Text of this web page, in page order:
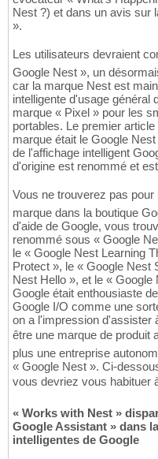
Nest ?) et dans un avis sur
».
Les utilisateurs devraient
Google Nest », un
car la marque Nest est
intelligente d'usage général
marque « Pixel » pour les
portables. Le premier
marque était le Google
de l'affichage intelligent
d'origine est renommé et
Vous ne trouverez pas pour
marque dans la boutique
d'aide de Google, vous
renommé sous « Google
le « Google Nest Learning
Protect », le « Google Nest
Nest Hello », et le «
Google était enthousiaste
Google I/O comme une
on a l'impression d'assister
être une marque de produit
plus une entreprise
« Google Nest ». Ci-
vous devriez vous habituer à
« Works with Nest »
Google Assistant » dans
intelligentes de Google